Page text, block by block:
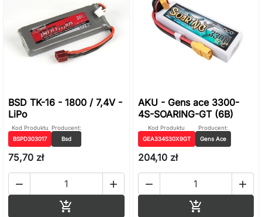
BSD TK-16 - 1800 / 7,4V -
LiPo
Kod Produktu
BSPD303017
Producent:
Bsd
75,70 zł
 

AKU - Gens ace 3300-
4S-SOARING-GT (6B)
Kod Produktu
GEA334S30X9GT
Producent:
Gens Ace
204,10 zł
 
